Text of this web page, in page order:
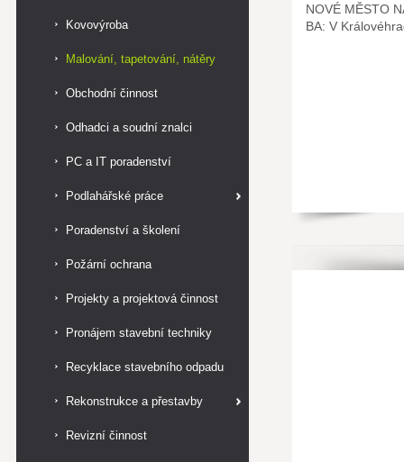
Kovovýroba
Malování, tapetování, nátěry
Obchodní činnost
Odhadci a soudní znalci
PC a IT poradenství
Podlahářské práce
Poradenství a školení
Požární ochrana
Projekty a projektová činnost
Pronájem stavební techniky
Recyklace stavebního odpadu
Rekonstrukce a přestavby
Revizní činnost
NOVÉ MĚSTO
BA: V